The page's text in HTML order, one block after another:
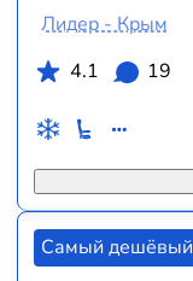
Лидер - Крым
4.1
19
Самый дешёвый